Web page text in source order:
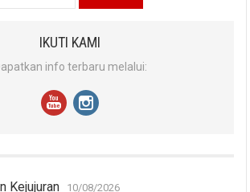
IKUTI KAMI
info terbaru melalui:
Kejujuran 10/08/2026